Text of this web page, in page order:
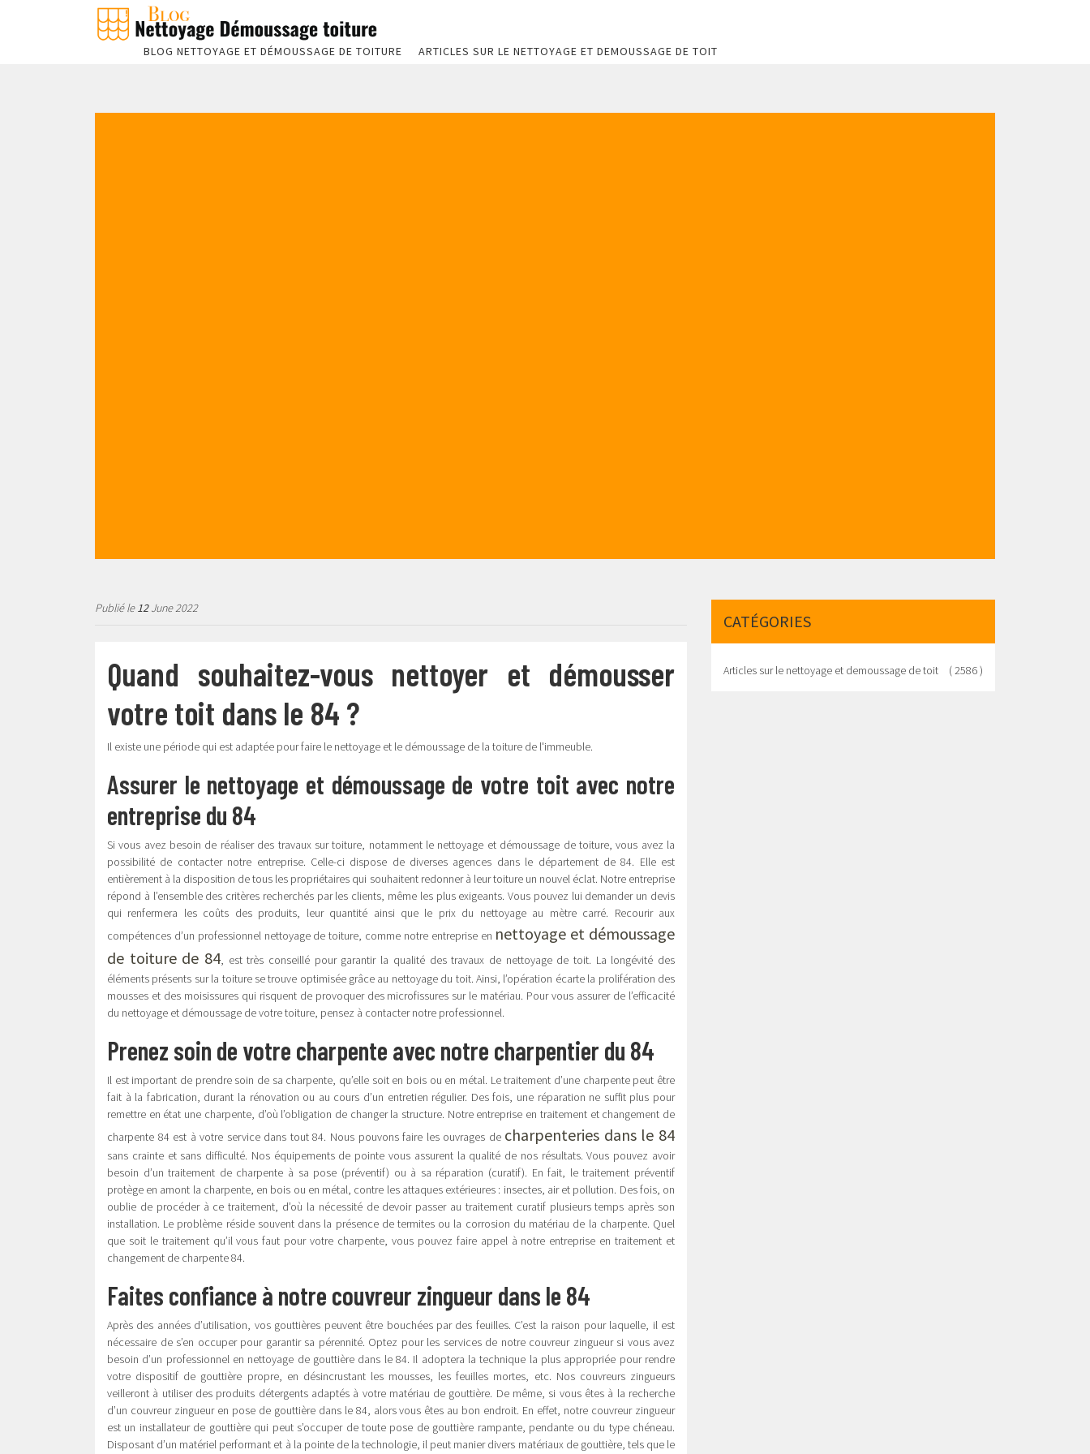
BLOG NETTOYAGE ET DÉMOUSSAGE DE TOITURE ARTICLES SUR LE NETTOYAGE ET DEMOUSSAGE DE TOIT
Publié le12June 2022
Quand souhaitez-vous nettoyer et démousser
votre toit dans le 84 ?
Il existe une période qui est adaptée pour faire le nettoyage et le démoussage de la toiture de l'immeuble.
Assurer le nettoyage et démoussage de votre toit avec notre
entreprise du 84
Si vous avez besoin de réaliser des travaux sur toiture, notamment le nettoyage et démoussage de toiture, vous avez la
possibilité de contacter notre entreprise. Celle-ci dispose de diverses agences dans le département de 84. Elle est
entièrement à la disposition de tous les propriétaires qui souhaitent redonner à leur toiture un nouvel éclat. Notre entreprise
répond à l’ensemble des critères recherchés par les clients, même les plus exigeants. Vous pouvez lui demander un devis
qui renfermera les coûts des produits, leur quantité ainsi que le prix du nettoyage au mètre carré. Recourir aux
compétences d’un professionnel nettoyage de toiture, comme notre entreprise en nettoyage et démoussage
de toiture de 84, est très conseillé pour garantir la qualité des travaux de nettoyage de toit. La longévité des
éléments présents sur la toiture se trouve optimisée grâce au nettoyage du toit. Ainsi, l’opération écarte la prolifération des
mousses et des moisissures qui risquent de provoquer des microfissures sur le matériau. Pour vous assurer de l’efficacité
du nettoyage et démoussage de votre toiture, pensez à contacter notre professionnel.
Prenez soin de votre charpente avec notre charpentier du 84
Il est important de prendre soin de sa charpente, qu’elle soit en bois ou en métal. Le traitement d’une charpente peut être
fait à la fabrication, durant la rénovation ou au cours d’un entretien régulier. Des fois, une réparation ne suffit plus pour
remettre en état une charpente, d’où l’obligation de changer la structure. Notre entreprise en traitement et changement de
charpente 84 est à votre service dans tout 84. Nous pouvons faire les ouvrages de charpenteries dans le 84
sans crainte et sans difficulté. Nos équipements de pointe vous assurent la qualité de nos résultats. Vous pouvez avoir
besoin d’un traitement de charpente à sa pose (préventif) ou à sa réparation (curatif). En fait, le traitement préventif
protège en amont la charpente, en bois ou en métal, contre les attaques extérieures : insectes, air et pollution. Des fois, on
oublie de procéder à ce traitement, d’où la nécessité de devoir passer au traitement curatif plusieurs temps après son
installation. Le problème réside souvent dans la présence de termites ou la corrosion du matériau de la charpente. Quel
que soit le traitement qu’il vous faut pour votre charpente, vous pouvez faire appel à notre entreprise en traitement et
changement de charpente 84.
Faites confiance à notre couvreur zingueur dans le 84
Après des années d’utilisation, vos gouttières peuvent être bouchées par des feuilles. C’est la raison pour laquelle, il est
nécessaire de s’en occuper pour garantir sa pérennité. Optez pour les services de notre couvreur zingueur si vous avez
besoin d’un professionnel en nettoyage de gouttière dans le 84. Il adoptera la technique la plus appropriée pour rendre
votre dispositif de gouttière propre, en désincrustant les mousses, les feuilles mortes, etc. Nos couvreurs zingueurs
veilleront à utiliser des produits détergents adaptés à votre matériau de gouttière. De même, si vous êtes à la recherche
d’un couvreur zingueur en pose de gouttière dans le 84, alors vous êtes au bon endroit. En effet, notre couvreur zingueur
est un installateur de gouttière qui peut s’occuper de toute pose de gouttière rampante, pendante ou du type chéneau.
Disposant d’un matériel performant et à la pointe de la technologie, il peut manier divers matériaux de gouttière, tels que le
CATÉGORIES
Articles sur le nettoyage et demoussage de toit ( 2586 )